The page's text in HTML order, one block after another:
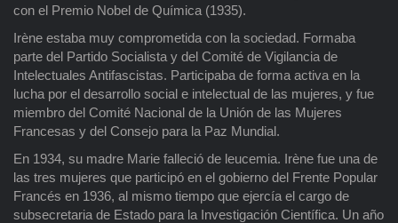
con el Premio Nobel de Química (1935).
Irène estaba muy comprometida con la sociedad. Formaba
parte del Partido Socialista y del Comité de Vigilancia de
Intelectuales Antifascistas. Participaba de forma activa en la
lucha por el desarrollo social e intelectual de las mujeres, y fue
miembro del Comité Nacional de la Unión de las Mujeres
Francesas y del Consejo para la Paz Mundial.
En 1934, su madre Marie falleció de leucemia. Irène fue una de
las tres mujeres que participó en el gobierno del Frente Popular
Francés en 1936, al mismo tiempo que ejercía el cargo de
subsecretaria de Estado para la Investigación Científica. Un año